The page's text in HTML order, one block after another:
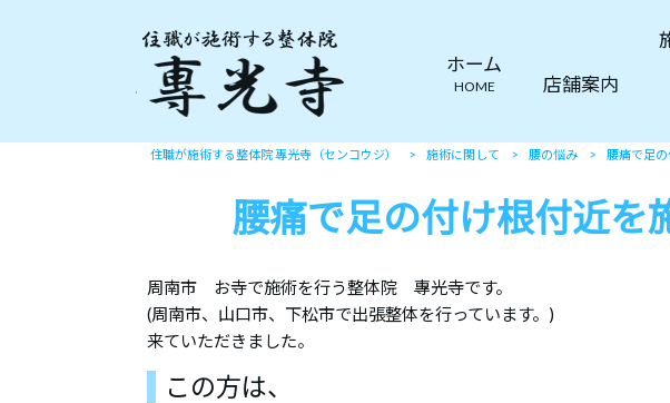
ホーム
HOME 店舗案内
住職が施術する整体院 專光寺（センコウジ） > 施術に関して > 腰の悩み > 腰痛で足の
腰痛で足の付け根付近を
周南市 お寺で施術を行う整体院 專光寺です。
(周南市、山口市、下松市で出張整体を行っています。)
来ていただきました。
この方は、